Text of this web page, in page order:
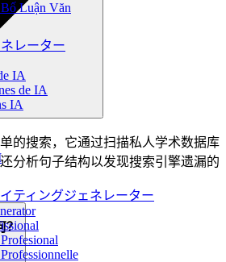
Luận Văn
レーター
IA
de IA
IA
ティングジェネレーター
的搜索，它通过扫描私人学术数据库
分析句子结构以发现搜索引擎遗漏的
？